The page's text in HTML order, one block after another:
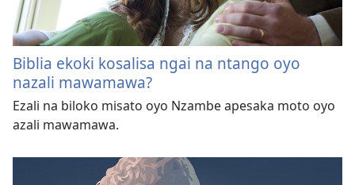
Biblia ekoki kosalisa ngai na ntango oyo
nazali mawamawa?
Ezali na biloko misato oyo Nzambe apesaka moto oyo
azali mawamawa.